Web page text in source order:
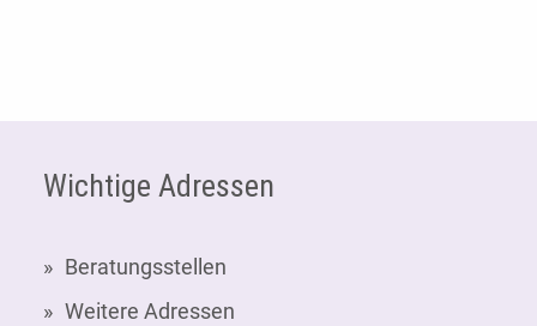
Wichtige Adressen
Beratungsstellen
Weitere Adressen